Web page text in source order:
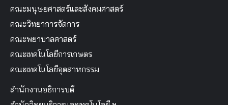
คณะมนุษยศาสตร์และสังคมศาสตร์
คณะวิทยาการจัดการ
คณะพยาบาลศาสตร์
คณะเทคโนโลยีการเกษตร
คณะเทคโนโลยีอุตสาหกรรม
สำนักงานอธิการบดี